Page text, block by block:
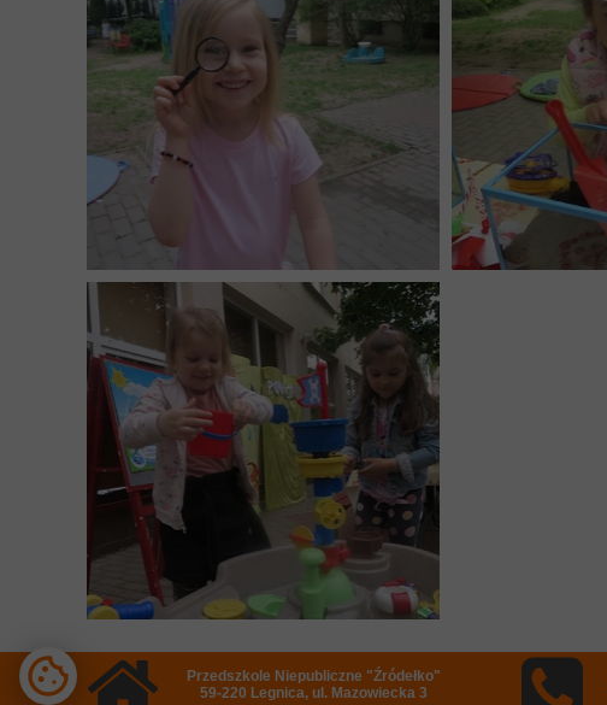
Przedszkole Niepubliczne "Źródełko"
59-220 Legnica, ul. Mazowiecka 3